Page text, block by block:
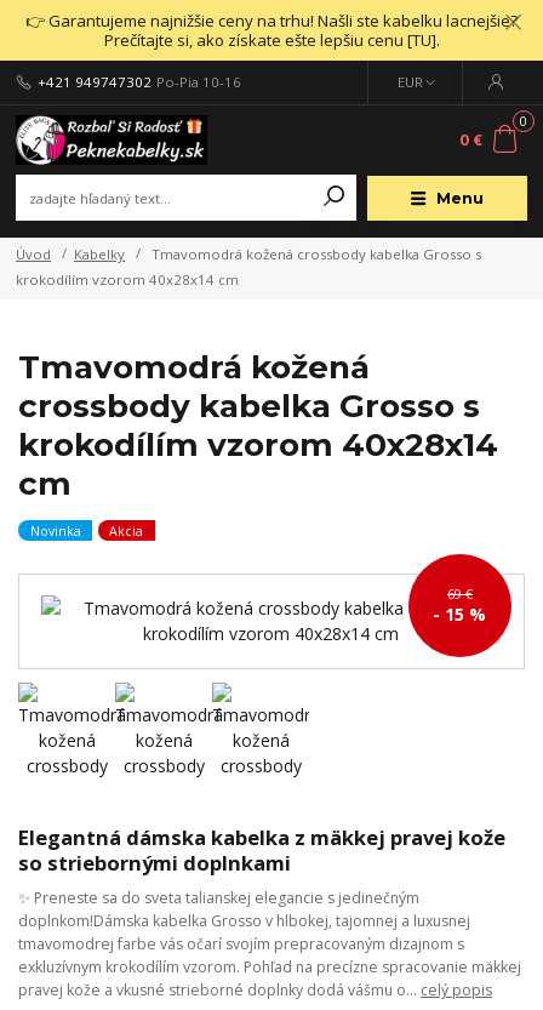
👉 Garantujeme najnižšie ceny na trhu! Našli ste kabelku lacnejšie?
Prečítajte si, ako získate ešte lepšiu cenu [TU].
Menu
EUR
+421 949747302 Po-Pia 10-16
0
0 €
Úvod Kabelky
Tmavomodrá kožená crossbody kabelka Grosso s
krokodílím vzorom 40x28x14 cm
Tmavomodrá kožená
crossbody kabelka Grosso s
krokodílím vzorom 40x28x14
cm
Novinka Akcia
69 €
- 15 %
Elegantná dámska kabelka z mäkkej pravej kože
so striebornými doplnkami
✨ Preneste sa do sveta talianskej elegancie s jedinečným
doplnkom!Dámska kabelka Grosso v hlbokej, tajomnej a luxusnej
tmavomodrej farbe vás očarí svojím prepracovaným dizajnom s
exkluzívnym krokodílím vzorom. Pohľad na precízne spracovanie mäkkej
pravej kože a vkusné strieborné doplnky dodá vášmu o... celý popis